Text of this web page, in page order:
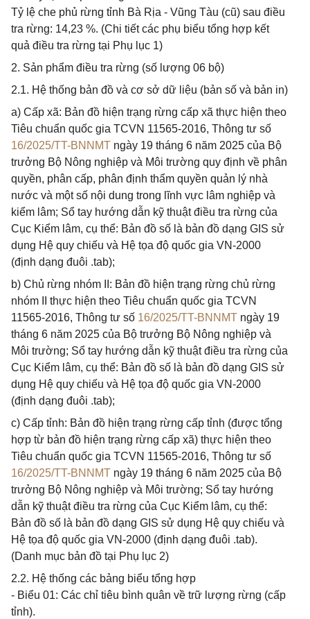
Tỷ lệ che phủ rừng tỉnh Bà Rịa - Vũng Tàu (cũ) sau điều
tra rừng: 14,23 %. (Chi tiết các phụ biểu tổng hợp kết
quả điều tra rừng tại Phụ lục 1)
2. Sản phẩm điều tra rừng (số lượng 06 bộ)
2.1. Hệ thống bản đồ và cơ sở dữ liệu (bản số và bản in)
a) Cấp xã: Bản đồ hiện trạng rừng cấp xã thực hiện theo
Tiêu chuẩn quốc gia TCVN 11565-2016, Thông tư số
16/2025/TT-BNNMT ngày 19 tháng 6 năm 2025 của Bộ
trưởng Bộ Nông nghiệp và Môi trường quy định về phân
quyền, phân cấp, phân định thẩm quyền quản lý nhà
nước và một số nội dung trong lĩnh vực lâm nghiệp và
kiểm lâm; Sổ tay hướng dẫn kỹ thuật điều tra rừng của
Cục Kiểm lâm, cụ thể: Bản đồ số là bản đồ dạng GIS sử
dụng Hệ quy chiếu và Hệ tọa độ quốc gia VN-2000
(định dạng đuôi .tab);
b) Chủ rừng nhóm II: Bản đồ hiện trạng rừng chủ rừng
nhóm II thực hiện theo Tiêu chuẩn quốc gia TCVN
11565-2016, Thông tư số 16/2025/TT-BNNMT ngày 19
tháng 6 năm 2025 của Bộ trưởng Bộ Nông nghiệp và
Môi trường; Sổ tay hướng dẫn kỹ thuật điều tra rừng của
Cục Kiểm lâm, cụ thể: Bản đồ số là bản đồ dạng GIS sử
dụng Hệ quy chiếu và Hệ tọa độ quốc gia VN-2000
(định dạng đuôi .tab);
c) Cấp tỉnh: Bản đồ hiện trạng rừng cấp tỉnh (được tổng
hợp từ bản đồ hiện trạng rừng cấp xã) thực hiện theo
Tiêu chuẩn quốc gia TCVN 11565-2016, Thông tư số
16/2025/TT-BNNMT ngày 19 tháng 6 năm 2025 của Bộ
trưởng Bộ Nông nghiệp và Môi trường; Sổ tay hướng
dẫn kỹ thuật điều tra rừng của Cục Kiểm lâm, cụ thể:
Bản đồ số là bản đồ dạng GIS sử dụng Hệ quy chiếu và
Hệ tọa độ quốc gia VN-2000 (định dạng đuôi .tab).
(Danh mục bản đồ tại Phụ lục 2)
2.2. Hệ thống các bảng biểu tổng hợp
- Biểu 01: Các chỉ tiêu bình quân về trữ lượng rừng (cấp
tỉnh).